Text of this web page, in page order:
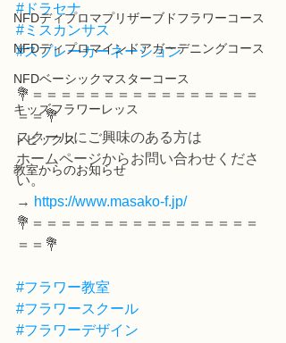
NFDディプロマプリザーブドフラワーコース
NFDディプロマインドアガーデニングコース
NFDベーシックマスターコース
キッズフラワーレッス
トピックス
教室からのお知らせ
#ドラセナ
#ミスカンサス
#スプレーカーネーション
💐＝＝＝＝＝＝＝＝＝＝＝＝＝＝＝＝
＝＝💐
スクールにご興味のある方は
ホームページからお問い合わせくださ
い。
→ https://www.masako-f.jp/
💐＝＝＝＝＝＝＝＝＝＝＝＝＝＝＝＝
＝＝💐
#フラワー教室
#フラワースクール
#フラワーデザイン